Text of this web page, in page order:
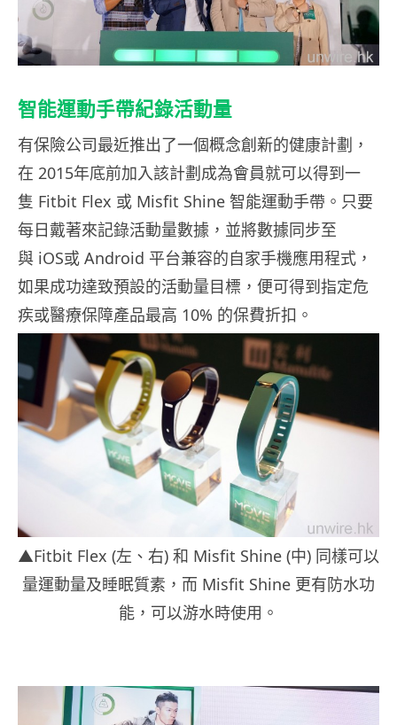
智能運動手帶紀錄活動量
有保險公司最近推出了一個概念創新的健康計劃，
在 2015年底前加入該計劃成為會員就可以得到一
隻 Fitbit Flex 或 Misfit Shine 智能運動手帶。只要
每日戴著來記錄活動量數據，並將數據同步至
與 iOS或 Android 平台兼容的自家手機應用程式，
如果成功達致預設的活動量目標，便可得到指定危
疾或醫療保障產品最高 10% 的保費折扣。
▲Fitbit Flex (左、右) 和 Misfit Shine (中) 同樣可以
量運動量及睡眠質素，而 Misfit Shine 更有防水功
能，可以游水時使用。